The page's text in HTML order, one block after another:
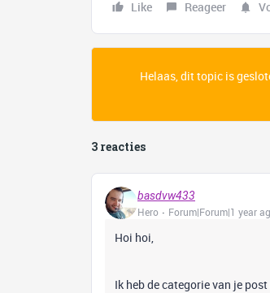
Like
Reageer
Helaas, dit topic is
3 reacties
basdvw433
Hero
Forum|Forum|1 year
Hoi hoi,
Ik heb de categorie van je